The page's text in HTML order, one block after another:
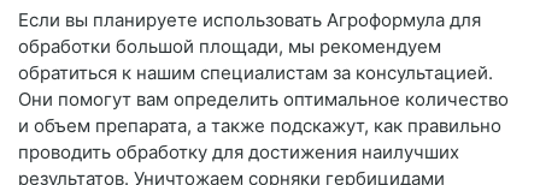
Если вы планируете использовать Агроформула для
обработки большой площади, мы рекомендуем
обратиться к нашим специалистам за консультацией.
Они помогут вам определить оптимальное количество
и объем препарата, а также подскажут, как правильно
проводить обработку для достижения наилучших
результатов. Уничтожаем сорняки гербицидами